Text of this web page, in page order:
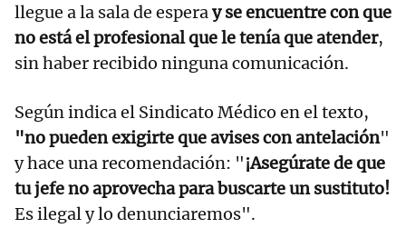
llegue a la sala de esperay se encuentre con que
no está el profesional que le tenía que atender,
sin haber recibido ninguna comunicación.
Según indica el Sindicato Médico en el texto,
"no pueden exigirte que avises con antelación"
y hace una recomendación: "¡Asegúrate de que
tu jefe no aprovecha para buscarte un sustituto!
Es ilegal y lo denunciaremos".